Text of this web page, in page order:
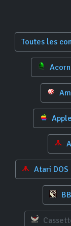
Toutes les
Atari